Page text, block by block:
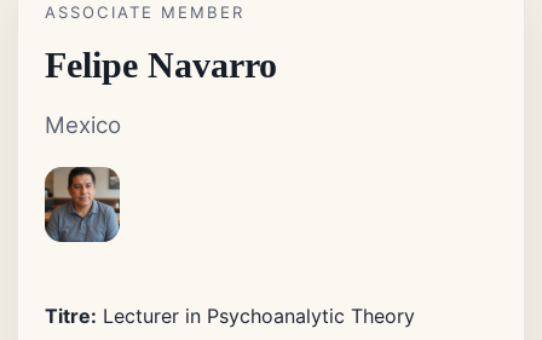
ASSOCIATE MEMBER
Felipe Navarro
Mexico
Titre: Lecturer in Psychoanalytic Theory